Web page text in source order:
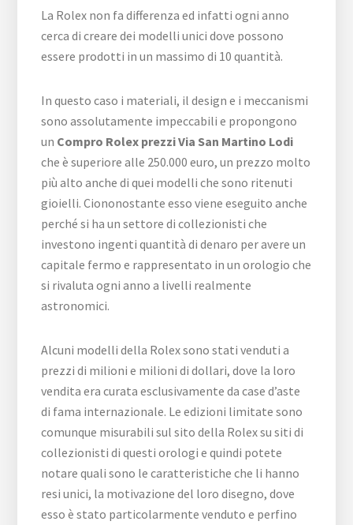
La Rolex non fa differenza ed infatti ogni anno
cerca di creare dei modelli unici dove possono
essere prodotti in un massimo di 10 quantità.
In questo caso i materiali, il design e i meccanismi
sono assolutamente impeccabili e propongono
un Compro Rolex prezzi Via San Martino Lodi
che è superiore alle 250.000 euro, un prezzo molto
più alto anche di quei modelli che sono ritenuti
gioielli. Ciononostante esso viene eseguito anche
perché si ha un settore di collezionisti che
investono ingenti quantità di denaro per avere un
capitale fermo e rappresentato in un orologio che
si rivaluta ogni anno a livelli realmente
astronomici.
Alcuni modelli della Rolex sono stati venduti a
prezzi di milioni e milioni di dollari, dove la loro
vendita era curata esclusivamente da case d’aste
di fama internazionale. Le edizioni limitate sono
comunque misurabili sul sito della Rolex su siti di
collezionisti di questi orologi e quindi potete
notare quali sono le caratteristiche che li hanno
resi unici, la motivazione del loro disegno, dove
esso è stato particolarmente venduto e perfino